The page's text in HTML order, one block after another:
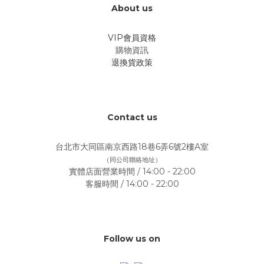
About us
VIP會員資格
購物資訊
退換貨政策
Contact us
台北市大同區南京西路18巷6弄6號2樓A室
（同公司聯絡地址）
實體店面營業時間 / 14:00 - 22:00
客服時間 / 14:00 - 22:00
Follow us on